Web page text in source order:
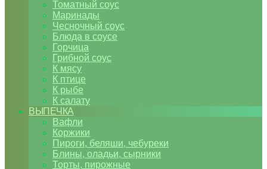
Томатный соус
Маринады
Чесночный соус
Блюда в соусе
Горчица
Грибной соус
К мясу
К птице
К рыбе
К салату
ВЫПЕЧКА
Вафли
Коржики
Пироги, беляши, чебуреки
Блины, оладьи, сырники
Торты, пирожные